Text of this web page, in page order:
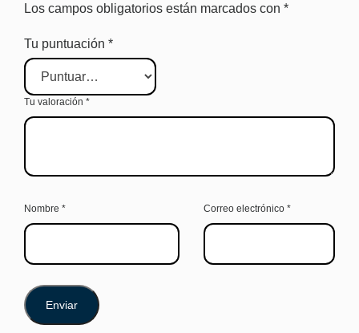
Los campos obligatorios están marcados con *
Tu puntuación *
Tu valoración *
Nombre * Correo electrónico *